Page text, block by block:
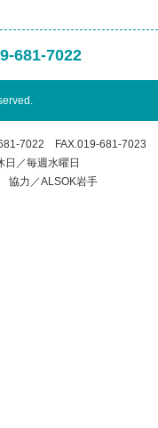
681-7022
7022 FAX.019-681-7023
／毎週水曜日
協力／ALSOK岩手